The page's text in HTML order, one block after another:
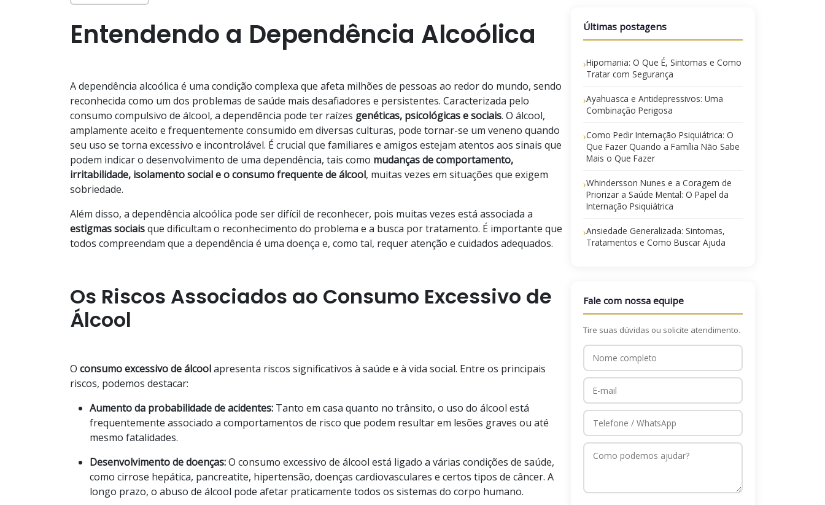
Entendendo a Dependência Alcoólica
A dependência alcoólica é uma condição complexa que afeta milhões de pessoas ao redor do mundo, sendo
reconhecida como um dos problemas de saúde mais desafiadores e persistentes. Caracterizada pelo
consumo compulsivo de álcool, a dependência pode ter raízes genéticas, psicológicas e sociais. O álcool,
amplamente aceito e frequentemente consumido em diversas culturas, pode tornar-se um veneno quando
seu uso se torna excessivo e incontrolável. É crucial que familiares e amigos estejam atentos aos sinais que
podem indicar o desenvolvimento de uma dependência, tais como mudanças de comportamento,
irritabilidade, isolamento social e o consumo frequente de álcool, muitas vezes em situações que exigem
sobriedade.
Além disso, a dependência alcoólica pode ser difícil de reconhecer, pois muitas vezes está associada a
estigmassociaisque dificultam o reconhecimento do problema e a busca por tratamento. É importante que
todos compreendam que a dependência é uma doença e, como tal, requer atenção e cuidados adequados.
Os Riscos Associados ao Consumo Excessivo de
Álcool
O consumo excessivo de álcoolapresenta riscos significativos à saúde e à vida social. Entre os principais
riscos, podemos destacar:
Aumento da probabilidade de acidentes: Tanto em casa quanto no trânsito, o uso do álcool está
frequentemente associado a comportamentos de risco que podem resultar em lesões graves ou até
mesmo fatalidades.
Desenvolvimento de doenças:O consumo excessivo de álcool está ligado a várias condições de saúde,
como cirrose hepática, pancreatite, hipertensão, doenças cardiovasculares e certos tipos de câncer. A
longo prazo, o abuso de álcool pode afetar praticamente todos os sistemas do corpo humano.
Últimas postagens
›Hipomania: O Que É, Sintomas e Como
Tratar com Segurança
›Ayahuasca e Antidepressivos: Uma
Combinação Perigosa
›Como Pedir Internação Psiquiátrica: O
Que Fazer Quando a Família Não Sabe
Mais o Que Fazer
›Whindersson Nunes e a Coragem de
Priorizar a Saúde Mental: O Papel da
Internação Psiquiátrica
›Ansiedade Generalizada: Sintomas,
Tratamentos e Como Buscar Ajuda
Fale com nossa equipe
Tire suas dúvidas ou solicite atendimento.